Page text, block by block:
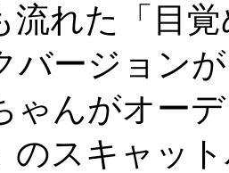
れた「目覚
バージョン
んがオー
のスキャッ